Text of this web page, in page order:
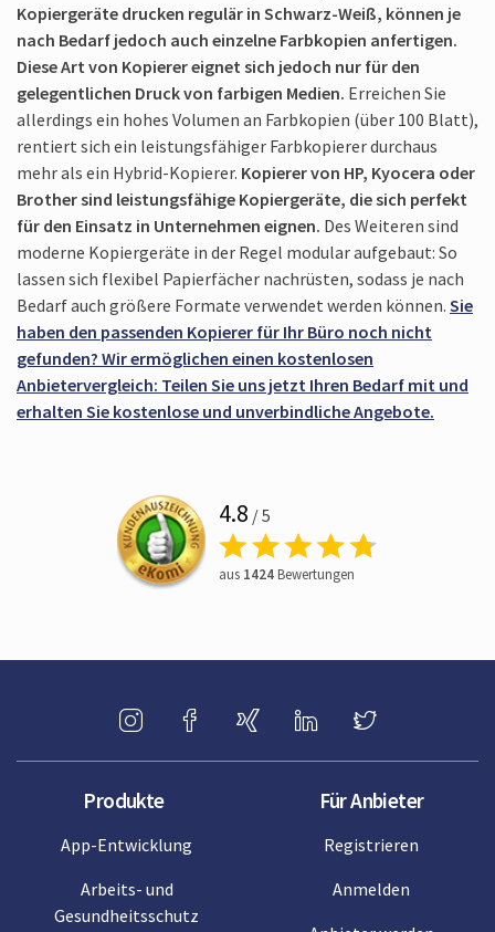
Kopiergeräte drucken regulär in Schwarz-Weiß, können je
nach Bedarf jedoch auch einzelne Farbkopien anfertigen.
Diese Art von Kopierer eignet sich jedoch nur für den
gelegentlichen Druck von farbigen Medien. Erreichen Sie
allerdings ein hohes Volumen an Farbkopien (über 100 Blatt),
rentiert sich ein leistungs­fähiger Farbkopierer durchaus
mehr als ein Hybrid-Kopierer. Kopierer von HP, Kyocera oder
Brother sind leistungsfähige Kopiergeräte, die sich perfekt
für den Einsatz in Unternehmen eignen. Des Weiteren sind
moderne Kopiergeräte in der Regel modular aufgebaut: So
lassen sich flexibel Papierfächer nachrüsten, sodass je nach
Bedarf auch größere Formate verwendet werden können. Sie
haben den passenden Kopierer für Ihr Büro noch nicht
gefunden? Wir ermöglichen einen kostenlosen
Anbietervergleich: Teilen Sie uns jetzt Ihren Bedarf mit und
erhalten Sie kostenlose und unverbindliche Angebote.
4.8 / 5
aus 1424Bewertungen
Produkte
App-Entwicklung
Arbeits- und
Gesundheitsschutz
Für Anbieter
Registrieren
Anmelden